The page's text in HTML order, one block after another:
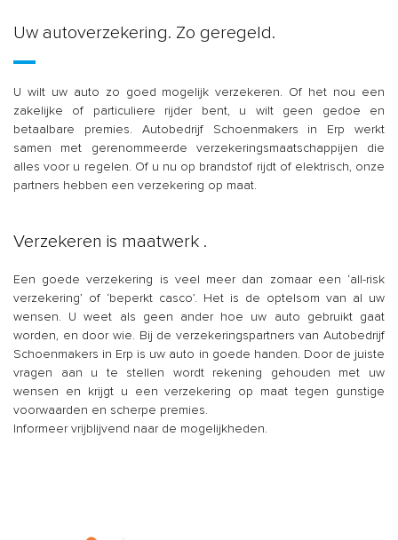
Uw autoverzekering. Zo geregeld.
U wilt uw auto zo goed mogelijk verzekeren. Of het nou een
zakelijke of particuliere rijder bent, u wilt geen gedoe en
betaalbare premies. Autobedrijf Schoenmakers in Erp werkt
samen met gerenommeerde verzekeringsmaatschappijen die
alles voor u regelen. Of u nu op brandstof rijdt of elektrisch, onze
partners hebben een verzekering op maat.
Verzekeren is maatwerk .
Een goede verzekering is veel meer dan zomaar een ‘all-risk
verzekering’ of ‘beperkt casco’. Het is de optelsom van al uw
wensen. U weet als geen ander hoe uw auto gebruikt gaat
worden, en door wie. Bij de verzekeringspartners van Autobedrijf
Schoenmakers in Erp is uw auto in goede handen. Door de juiste
vragen aan u te stellen wordt rekening gehouden met uw
wensen en krijgt u een verzekering op maat tegen gunstige
voorwaarden en scherpe premies.
Informeer vrijblijvend naar de mogelijkheden.